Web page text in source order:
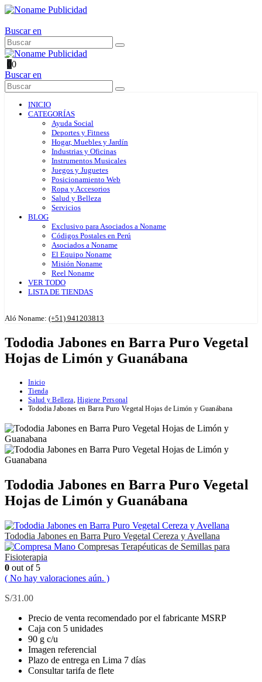
Buscar en
00
Buscar en
INICIO
CATEGORÍAS
Ayuda Social
Deportes y Fitness
Hogar, Muebles y Jardín
Industrias y Oficinas
Instrumentos Musicales
Juegos y Juguetes
Posicionamiento Web
Ropa y Accesorios
Salud y Belleza
Servicios
BLOG
Exclusivo para Asociados a Noname
Códigos Postales en Perú
Asociados a Noname
El Equipo Noname
Misión Noname
Reel Noname
VER TODO
LISTA DE TIENDAS
Aló Noname: (+51) 941203813
Tododia Jabones en Barra Puro Vegetal
Hojas de Limón y Guanábana
Inicio
Tienda
Salud y Belleza,Higiene Personal
Tododia Jabones en Barra Puro Vegetal Hojas de Limón y Guanábana
Tododia Jabones en Barra Puro Vegetal
Hojas de Limón y Guanábana
Tododia Jabones en Barra Puro Vegetal Cereza y Avellana
Compresas Terapéuticas de Semillas para
Fisioterapia
0 out of 5
( No hay valoraciones aún. )
S/31.00
Precio de venta recomendado por el fabricante MSRP
Caja con 5 unidades
90 g c/u
Imagen referencial
Plazo de entrega en Lima 7 días
Consultar tarifa de flete